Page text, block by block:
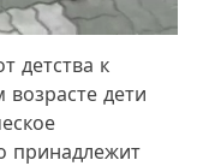
детства к
дети
принадлежит